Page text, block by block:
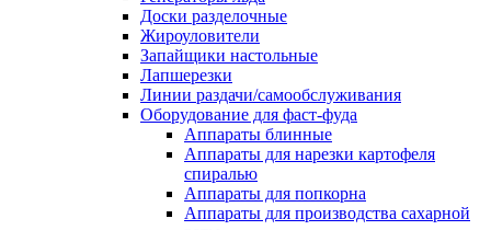
Доски разделочные
Жироуловители
Запайщики настольные
Лапшерезки
Линии раздачи/самообслуживания
Оборудование для фаст-фуда
Аппараты блинные
Аппараты для нарезки картофеля
спиралью
Аппараты для попкорна
Аппараты для производства сахарной